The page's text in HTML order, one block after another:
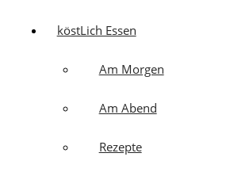
köstLich Essen
Am Morgen
Am Abend
Rezepte